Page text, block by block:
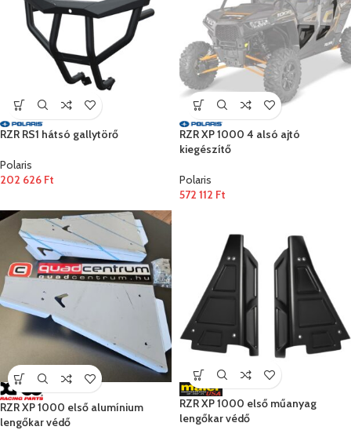
RZR RS1 hátsó gallytörő
Polaris
202 626 Ft
RZR XP 1000 4 alsó ajtó
kiegészítő
Polaris
572 112 Ft
RZR XP 1000 első alumínium
lengőkar védő
RZR XP 1000 első műanyag
lengőkar védő